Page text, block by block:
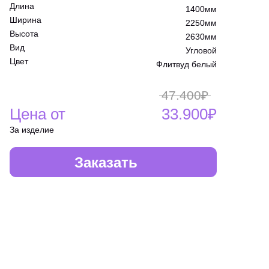
Длина
1400мм
Ширина
2250мм
Высота
2630мм
Вид
Угловой
Цвет
Флитвуд белый
Цена от
47.400₽
33.900₽
За изделие
Заказать